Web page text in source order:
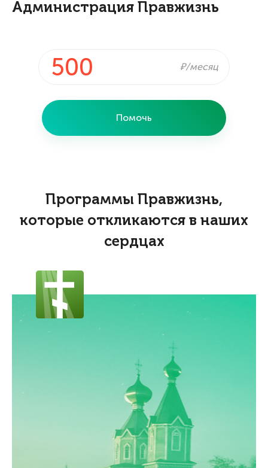
Администрация Правжизнь
₽/месяц
Помочь
Программы Правжизнь,
которые откликаются в наших
сердцах